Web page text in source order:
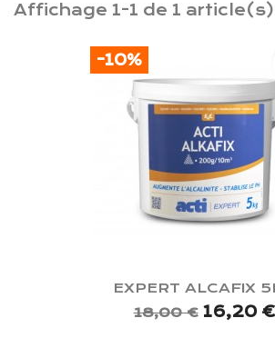
Affichage 1-1 de 1 article(s)
EXPERT ALCAFIX
18,00 € 16,20 €
-10%